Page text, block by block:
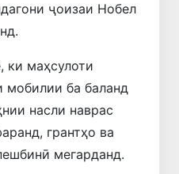
ҷоизаи Нобел
ки маҳсулоти
мобилии ба баланд
насли наврас
грантҳо ва
мегарданд.